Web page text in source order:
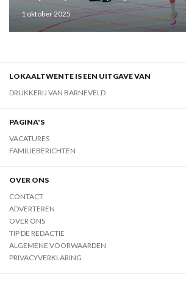
1 oktober 2025
LOKAALTWENTE IS EEN UITGAVE VAN
DRUKKERIJ VAN BARNEVELD
PAGINA'S
VACATURES
FAMILIEBERICHTEN
OVER ONS
CONTACT
ADVERTEREN
OVER ONS
TIP DE REDACTIE
ALGEMENE VOORWAARDEN
PRIVACYVERKLARING